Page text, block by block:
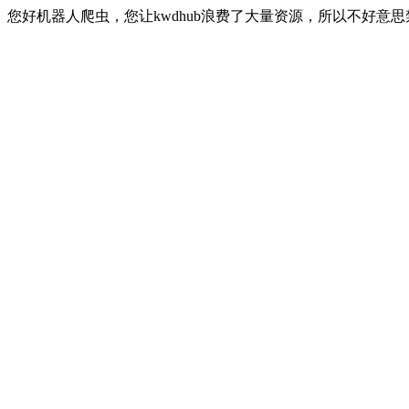
您好机器人爬虫，您让kwdhub浪费了大量资源，所以不好意思